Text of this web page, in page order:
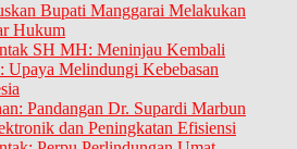
Bupati Manggarai Melakukan
Hukum
SH MH: Meninjau Kembali
Upaya Melindungi Kebebasan
Pandangan Dr. Supardi Marbun
dan Peningkatan Efisiensi